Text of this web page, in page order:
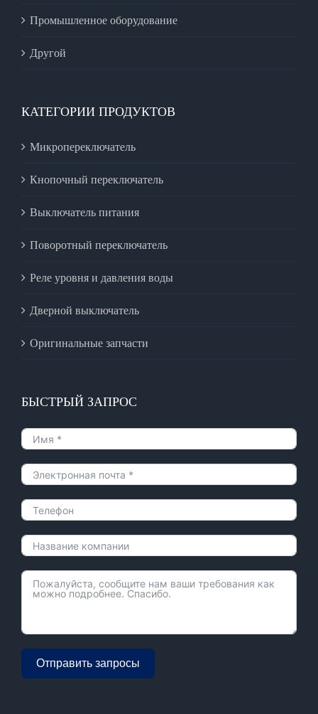
Промышленное оборудование
Другой
КАТЕГОРИИ ПРОДУКТОВ
Микропереключатель
Кнопочный переключатель
Выключатель питания
Поворотный переключатель
Реле уровня и давления воды
Дверной выключатель
Оригинальные запчасти
БЫСТРЫЙ ЗАПРОС
Отправить запросы